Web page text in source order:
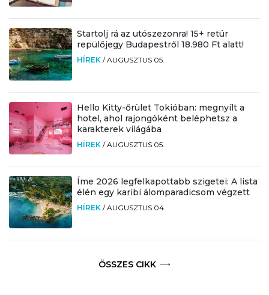
Startolj rá az utószezonra! 15+ retúr
repülőjegy Budapestről 18.980 Ft alatt!
HÍREK /AUGUSZTUS 05.
Hello Kitty-őrület Tokióban: megnyílt a
hotel, ahol rajongóként beléphetsz a
karakterek világába
HÍREK /AUGUSZTUS 05.
Íme 2026 legfelkapottabb szigetei: A lista
élén egy karibi álomparadicsom végzett
HÍREK /AUGUSZTUS 04.
ÖSSZES CIKK